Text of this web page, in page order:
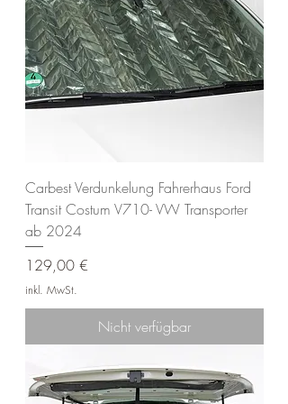
Carbest Verdunkelung Fahrerhaus Ford
Transit Costum V710- VW Transporter
ab 2024
Preis
129,00 €
inkl. MwSt.
Nicht verfügbar